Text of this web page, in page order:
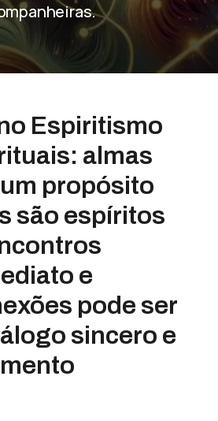
Espiritismo
almas
propósito
são espíritos
e
pode ser
sincero e